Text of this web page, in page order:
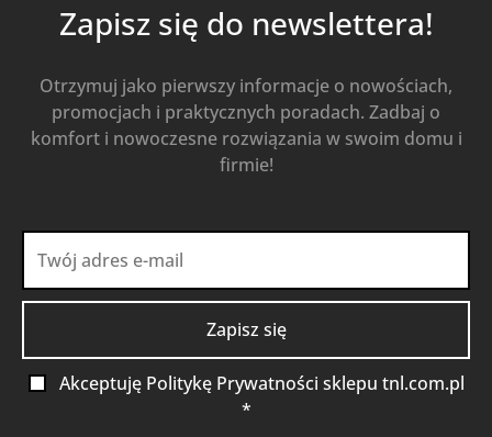
Zapisz się do newslettera!
Otrzymuj jako pierwszy informacje o nowościach,
promocjach i praktycznych poradach. Zadbaj o
komfort i nowoczesne rozwiązania w swoim domu i
firmie!
Akceptuję Politykę Prywatności sklepu tnl.com.pl
*